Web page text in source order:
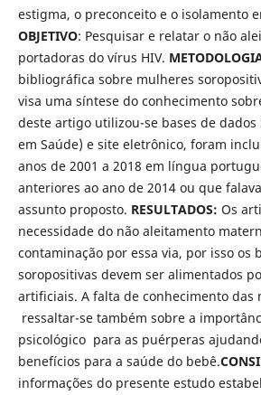
estigma, o preconceito e o isolamento
OBJETIVO: Pesquisar e relatar o não
portadoras do vírus HIV.
bibliográfica sobre mulheres
visa uma síntese do conhecimento
deste artigo utilizou-se bases de dados
em Saúde) e site eletrônico, foram
anos de 2001 a 2018 em língua
anteriores ao ano de 2014 ou que
assunto proposto. RESULTADOS: Os
necessidade do não aleitamento
contaminação por essa via, por isso os
soropositivas devem ser alimentados
artificiais. A falta de conhecimento das
ressaltar-se também sobre a
psicológico para as puérperas
benefícios para a saúde do bebê.
informações do presente estudo